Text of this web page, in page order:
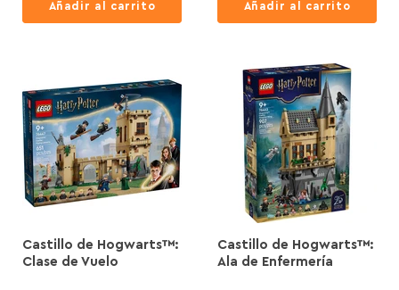
Añadir al carrito Añadir al carrito
Castillo de Hogwarts™:
Clase de Vuelo
Castillo de Hogwarts™:
Ala de Enfermería